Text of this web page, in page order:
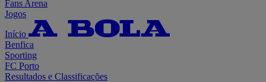
Fans Arena
Jogos
Início
Benfica
Sporting
FC Porto
Resultados e Classificações